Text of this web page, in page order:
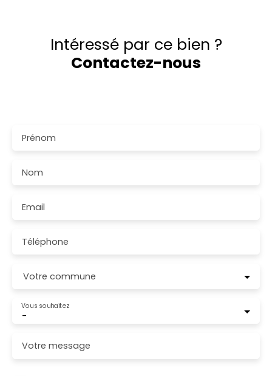
Intéressé par ce bien ?
Contactez-nous
Prénom
Nom
Email
Téléphone
Votre commune
-
Vous souhaitez
Votre message